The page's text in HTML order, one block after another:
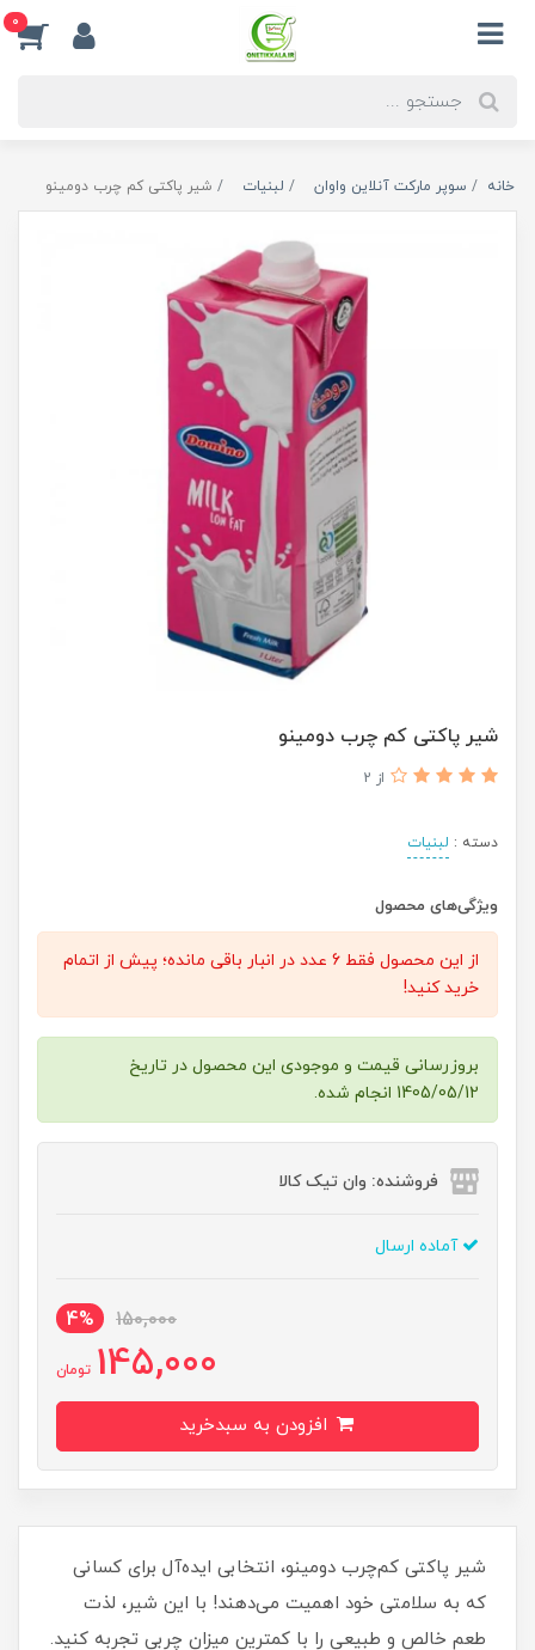
0
خانه سوپر مارکت آنلاین واوان لبنیات شیر پاکتی کم چرب دومینو
شیر پاکتی کم چرب دومینو
از 2
دسته : لبنیات
ویژگی‌های محصول
از این محصول فقط 6 عدد در انبار باقی مانده؛ پیش از اتمام
خرید کنید!
بروزرسانی قیمت و موجودی این محصول در تاریخ
1405/05/12 انجام شده.
فروشنده: وان تیک کالا
آماده ارسال
150,000
4%
145,000 تومان
شیر پاکتی کم‌چرب دومینو، انتخابی ایده‌آل برای کسانی
که به سلامتی خود اهمیت می‌دهند! با این شیر، لذت
طعم خالص و طبیعی را با کمترین میزان چربی تجربه کنید.